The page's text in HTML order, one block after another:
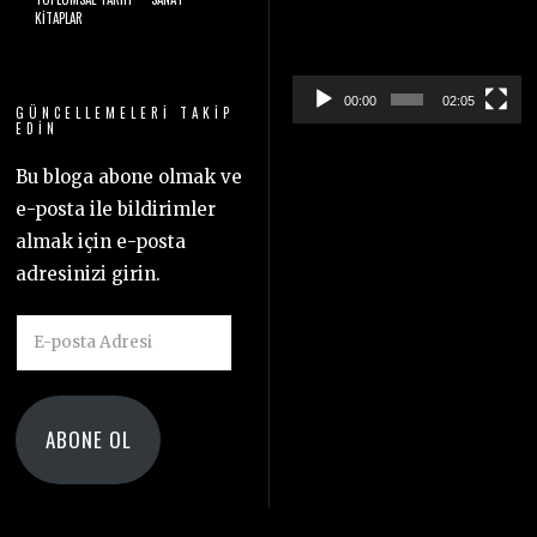
KITAPLAR
GÜNCELLEMELERI TAKIP
EDIN
Bu bloga abone olmak ve
e-posta ile bildirimler
almak için e-posta
adresinizi girin.
Adresi
ABONE OL
00:00 02:05